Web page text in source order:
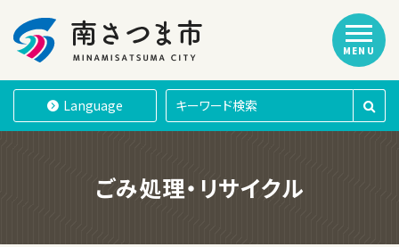
南さつま市
Language
MENU
ごみ処理・リサイクル